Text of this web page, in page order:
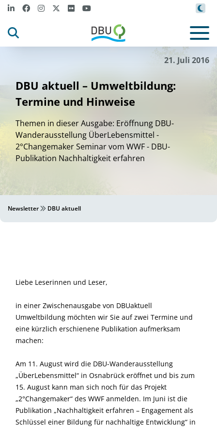
21. Juli 2016
DBU aktuell – Umweltbildung:
Termine und Hinweise
Themen in dieser Ausgabe: Eröffnung DBU-
Wanderausstellung ÜberLebensmittel -
2°Changemaker Seminar vom WWF - DBU-
Publikation Nachhaltigkeit erfahren
Newsletter DBU aktuell
Liebe Leserinnen und Leser,
in einer Zwischenausgabe von DBUaktuell
Umweltbildung möchten wir Sie auf zwei Termine und
eine kürzlich erschienene Publikation aufmerksam
machen:
Am 11. August wird die DBU-Wanderausstellung
„ÜberLebensmittel“ in Osnabrück eröffnet und bis zum
15. August kann man sich noch für das Projekt
„2°Changemaker“ des WWF anmelden. Im Juni ist die
Publikation „Nachhaltigkeit erfahren – Engagement als
Schlüssel einer Bildung für nachhaltige Entwicklung“ in